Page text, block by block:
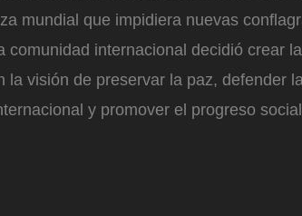
mundial que impidiera nuevas
comunidad internacional decidió crear
la visión de preservar la paz, defender
y promover el progreso